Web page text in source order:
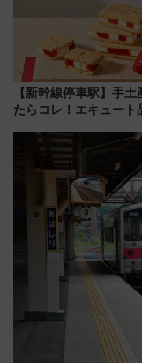
【新幹線停車駅】手土
たらコレ！エキュート
産スイーツとは？